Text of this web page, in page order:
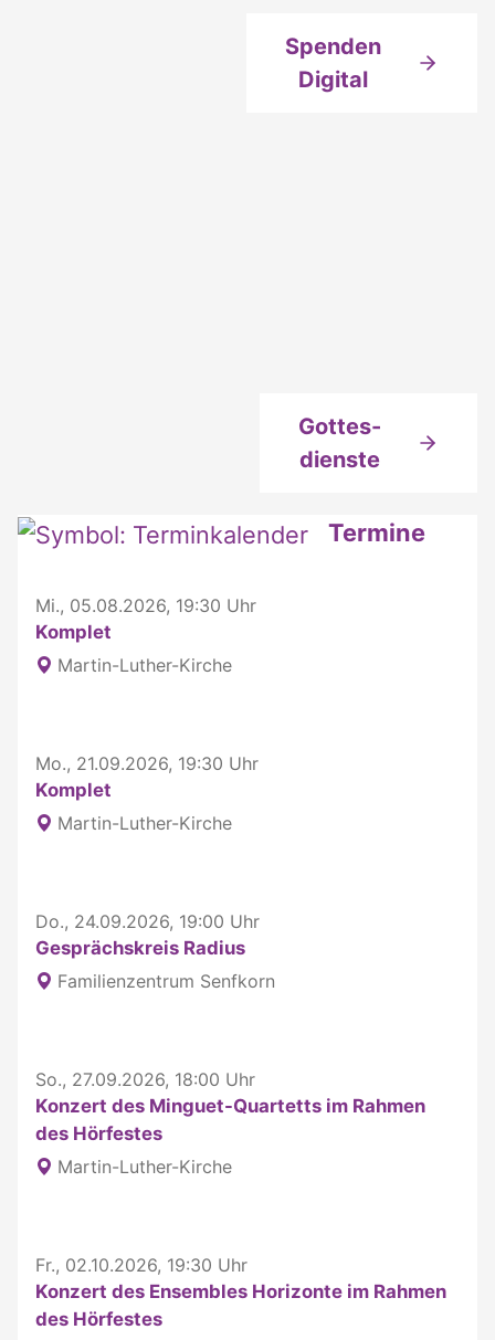
Spenden
Digital
Gottes-
dienste
Termine
Mi., 05.08.2026, 19:30 Uhr
Komplet
Martin-Luther-Kirche
Mo., 21.09.2026, 19:30 Uhr
Komplet
Martin-Luther-Kirche
Do., 24.09.2026, 19:00 Uhr
Gesprächskreis Radius
Familienzentrum Senfkorn
So., 27.09.2026, 18:00 Uhr
Konzert des Minguet-Quartetts im Rahmen
des Hörfestes
Martin-Luther-Kirche
Fr., 02.10.2026, 19:30 Uhr
Konzert des Ensembles Horizonte im Rahmen
des Hörfestes